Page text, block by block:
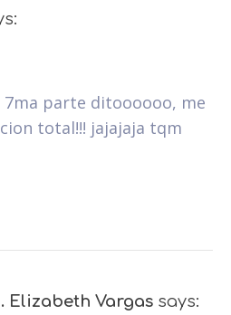
parte ditoooooo, me
total!!! jajajaja tqm
Elizabeth Vargas says: